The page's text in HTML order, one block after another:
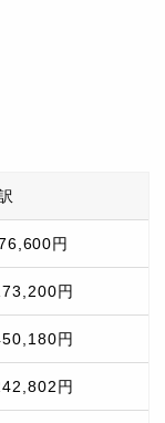
円
円
円
円